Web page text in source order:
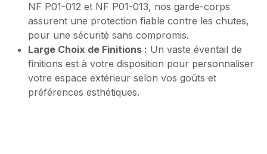
NF P01-012 et NF P01-013, nos garde-corps
assurent une protection fiable contre les chutes,
pour une sécurité sans compromis.
Large Choix de Finitions : Un vaste éventail de
finitions est à votre disposition pour personnaliser
votre espace extérieur selon vos goûts et
préférences esthétiques.